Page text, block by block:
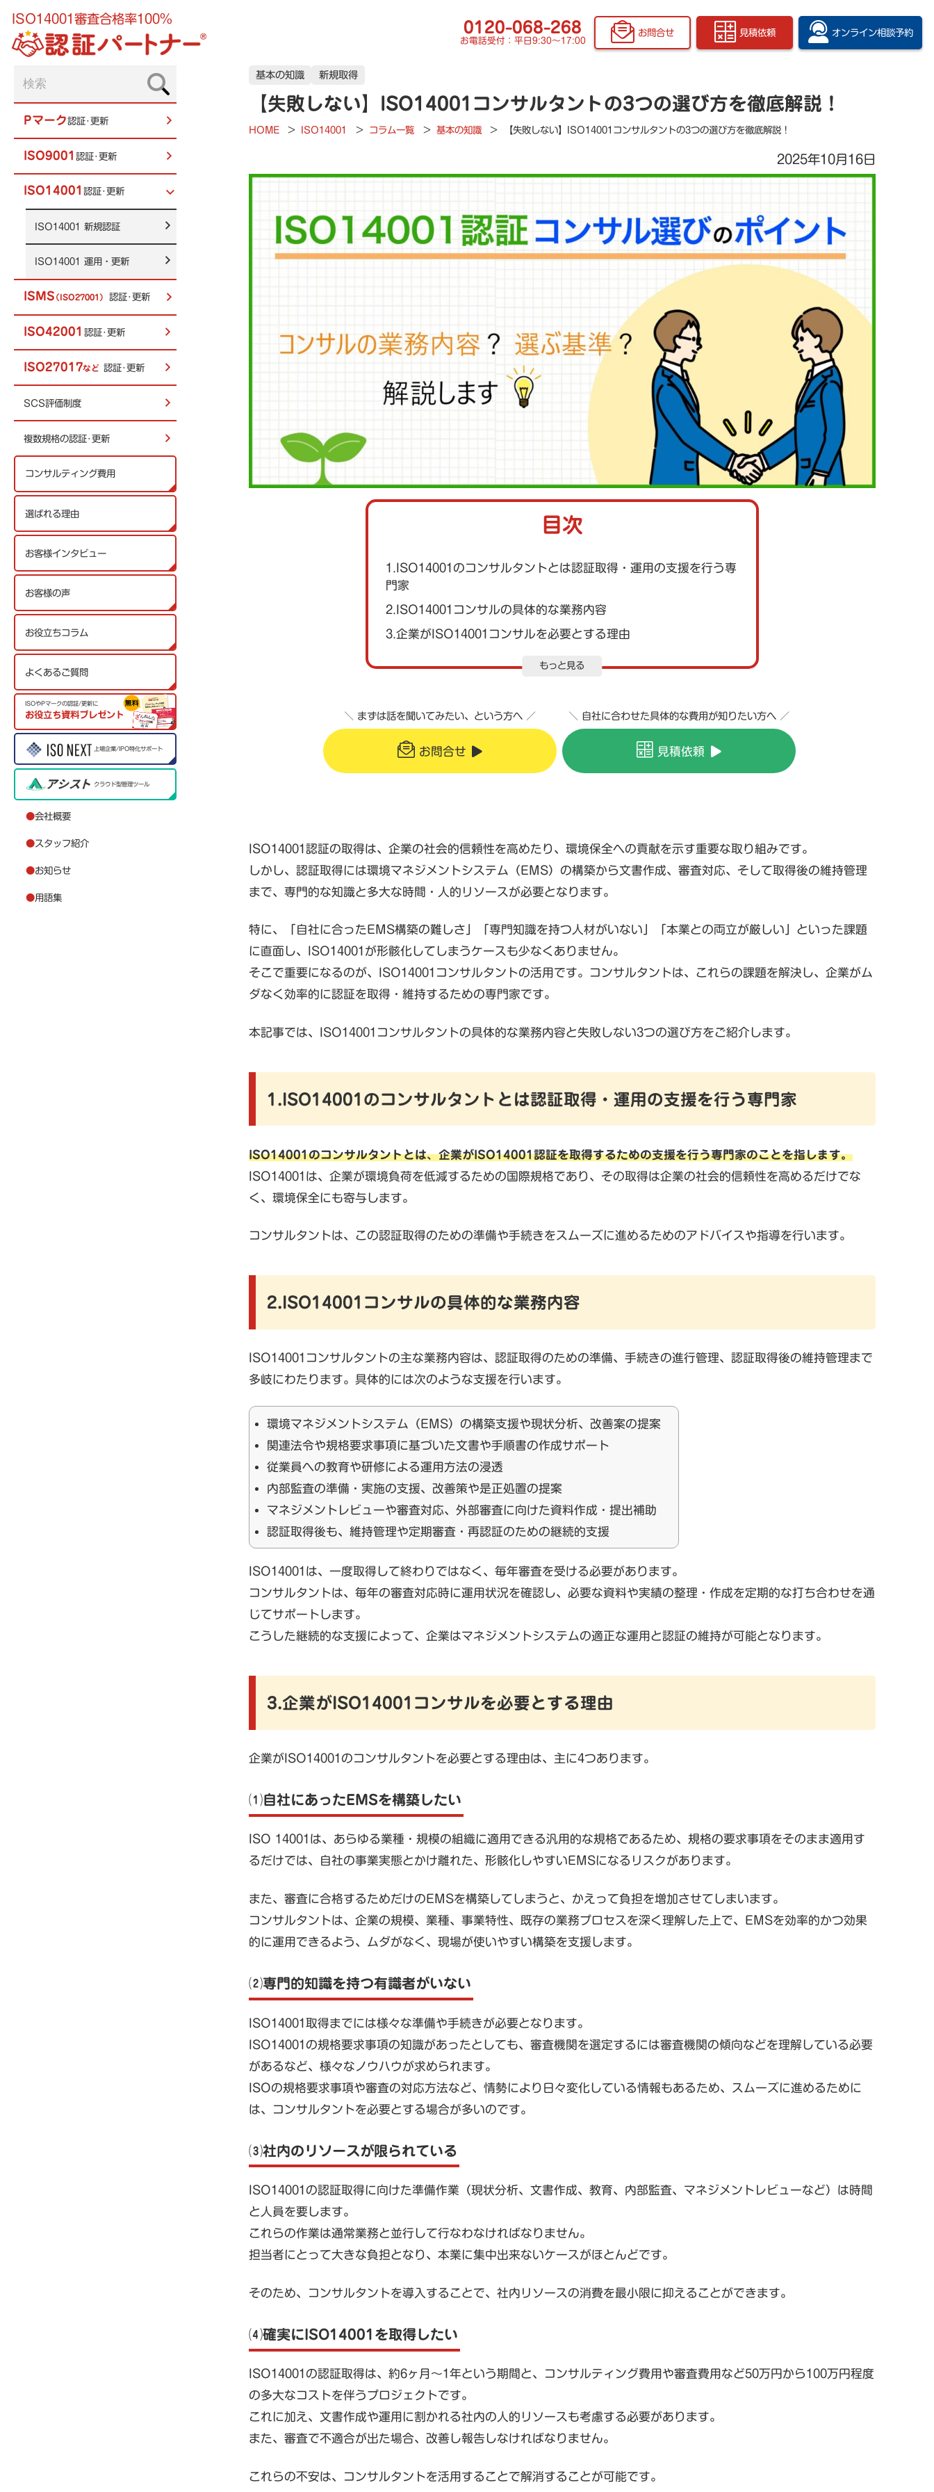
ISO14001審査合格率100%
0120-068-268
お電話受付：平日9:30〜17:00
お問合せ 見積依頼 オンライン相談予約
Pマーク認証･更新
ISO9001 認証･更新
ISO14001 認証･更新
ISO14001 新規認証
ISO14001 運用・更新
ISMS（ISO27001） 認証･更新
ISO42001 認証･更新
ISO27017など 認証･更新
SCS評価制度
複数規格の認証･更新
コンサルティング費用
選ばれる理由
お客様インタビュー
お客様の声
お役立ちコラム
よくあるご質問
ISOやPマークの認証/更新に
お役立ち資料プレゼント
上場企業/IPO特化サポート
クラウド型管理ツール
●会社概要
●スタッフ紹介
●お知らせ
●用語集
基本の知識 新規取得
【失敗しない】ISO14001コンサルタントの3つの選び方を徹底解説！
HOME > ISO14001 > コラム一覧 > 基本の知識 > 【失敗しない】ISO14001コンサルタントの3つの選び方を徹底解説！
2025年10月16日
目次
もっと見る
1.ISO14001のコンサルタントとは認証取得・運用の支援を行う専
門家
2.ISO14001コンサルの具体的な業務内容
3.企業がISO14001コンサルを必要とする理由
＼ まずは話を聞いてみたい、という方へ ／
お問合せ
＼ 自社に合わせた具体的な費用が知りたい方へ ／
見積依頼
ISO14001認証の取得は、企業の社会的信頼性を高めたり、環境保全への貢献を示す重要な取り組みです。
しかし、認証取得には環境マネジメントシステム（EMS）の構築から文書作成、審査対応、そして取得後の維持管理
まで、専門的な知識と多大な時間・人的リソースが必要となります。
特に、「自社に合ったEMS構築の難しさ」「専門知識を持つ人材がいない」「本業との両立が厳しい」といった課題
に直面し、ISO14001が形骸化してしまうケースも少なくありません。
そこで重要になるのが、ISO14001コンサルタントの活用です。コンサルタントは、これらの課題を解決し、企業がム
ダなく効率的に認証を取得・維持するための専門家です。
本記事では、ISO14001コンサルタントの具体的な業務内容と失敗しない3つの選び方をご紹介します。
1.ISO14001のコンサルタントとは認証取得・運用の支援を行う専門家
ISO14001のコンサルタントとは、企業がISO14001認証を取得するための支援を行う専門家のことを指します。
ISO14001は、企業が環境負荷を低減するための国際規格であり、その取得は企業の社会的信頼性を高めるだけでな
く、環境保全にも寄与します。
コンサルタントは、この認証取得のための準備や手続きをスムーズに進めるためのアドバイスや指導を行います。
2.ISO14001コンサルの具体的な業務内容
ISO14001コンサルタントの主な業務内容は、認証取得のための準備、手続きの進行管理、認証取得後の維持管理まで
多岐にわたります。具体的には次のような支援を行います。​
環境マネジメントシステム（EMS）の構築支援や現状分析、改善案の提案
関連法令や規格要求事項に基づいた文書や手順書の作成サポート
従業員への教育や研修による運用方法の浸透
内部監査の準備・実施の支援、改善策や是正処置の提案
マネジメントレビューや審査対応、外部審査に向けた資料作成・提出補助
認証取得後も、維持管理や定期審査・再認証のための継続的支援
ISO14001は、一度取得して終わりではなく、毎年審査を受ける必要があります。
コンサルタントは、毎年の審査対応時に運用状況を確認し、必要な資料や実績の整理・作成を定期的な打ち合わせを通
じてサポートします。
こうした継続的な支援によって、企業はマネジメントシステムの適正な運用と認証の維持が可能となります。​
3.企業がISO14001コンサルを必要とする理由
企業がISO14001のコンサルタントを必要とする理由は、主に4つあります。
⑴自社にあったEMSを構築したい
ISO 14001は、あらゆる業種・規模の組織に適用できる汎用的な規格であるため、規格の要求事項をそのまま適用す
るだけでは、自社の事業実態とかけ離れた、形骸化しやすいEMSになるリスクがあります。
また、審査に合格するためだけのEMSを構築してしまうと、かえって負担を増加させてしまいます。
コンサルタントは、企業の規模、業種、事業特性、既存の業務プロセスを深く理解した上で、EMSを効率的かつ効果
的に運用できるよう、ムダがなく、現場が使いやすい構築を支援します。
⑵専門的知識を持つ有識者がいない
ISO14001取得までには様々な準備や手続きが必要となります。
ISO14001の規格要求事項の知識があったとしても、審査機関を選定するには審査機関の傾向などを理解している必要
があるなど、様々なノウハウが求められます。
ISOの規格要求事項や審査の対応方法など、情勢により日々変化している情報もあるため、スムーズに進めるために
は、コンサルタントを必要とする場合が多いのです。
⑶社内のリソースが限られている
ISO14001の認証取得に向けた準備作業（現状分析、文書作成、教育、内部監査、マネジメントレビューなど）は時間
と人員を要します。
これらの作業は通常業務と並行して行なわなければなりません。
担当者にとって大きな負担となり、本業に集中出来ないケースがほとんどです。
そのため、コンサルタントを導入することで、社内リソースの消費を最小限に抑えることができます。
⑷確実にISO14001を取得したい
ISO14001の認証取得は、約6ヶ月〜1年という期間と、コンサルティング費用や審査費用など50万円から100万円程度
の多大なコストを伴うプロジェクトです。
これに加え、文書作成や運用に割かれる社内の人的リソースも考慮する必要があります。
また、審査で不適合が出た場合、改善し報告しなければなりません。
これらの不安は、コンサルタントを活用することで解消することが可能です。